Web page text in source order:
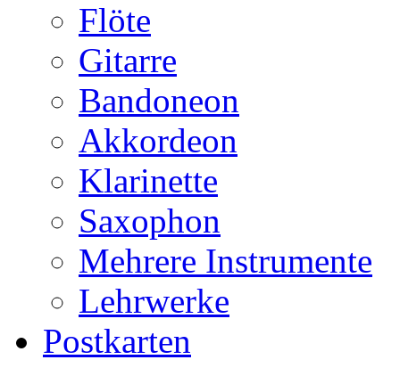
Flöte
Gitarre
Bandoneon
Akkordeon
Klarinette
Saxophon
Mehrere Instrumente
Lehrwerke
Postkarten